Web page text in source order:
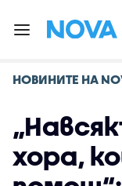
НОВИНИТЕ НА
хора,